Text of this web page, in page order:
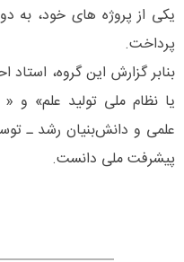
یکی از پروژه های خود، به
پرداخت.
بنابر گزارش این گروه،
یا نظام ملی تولید علم» و
علمی و دانش‌بنیان رشد ـ
پیشرفت ملی دانست.